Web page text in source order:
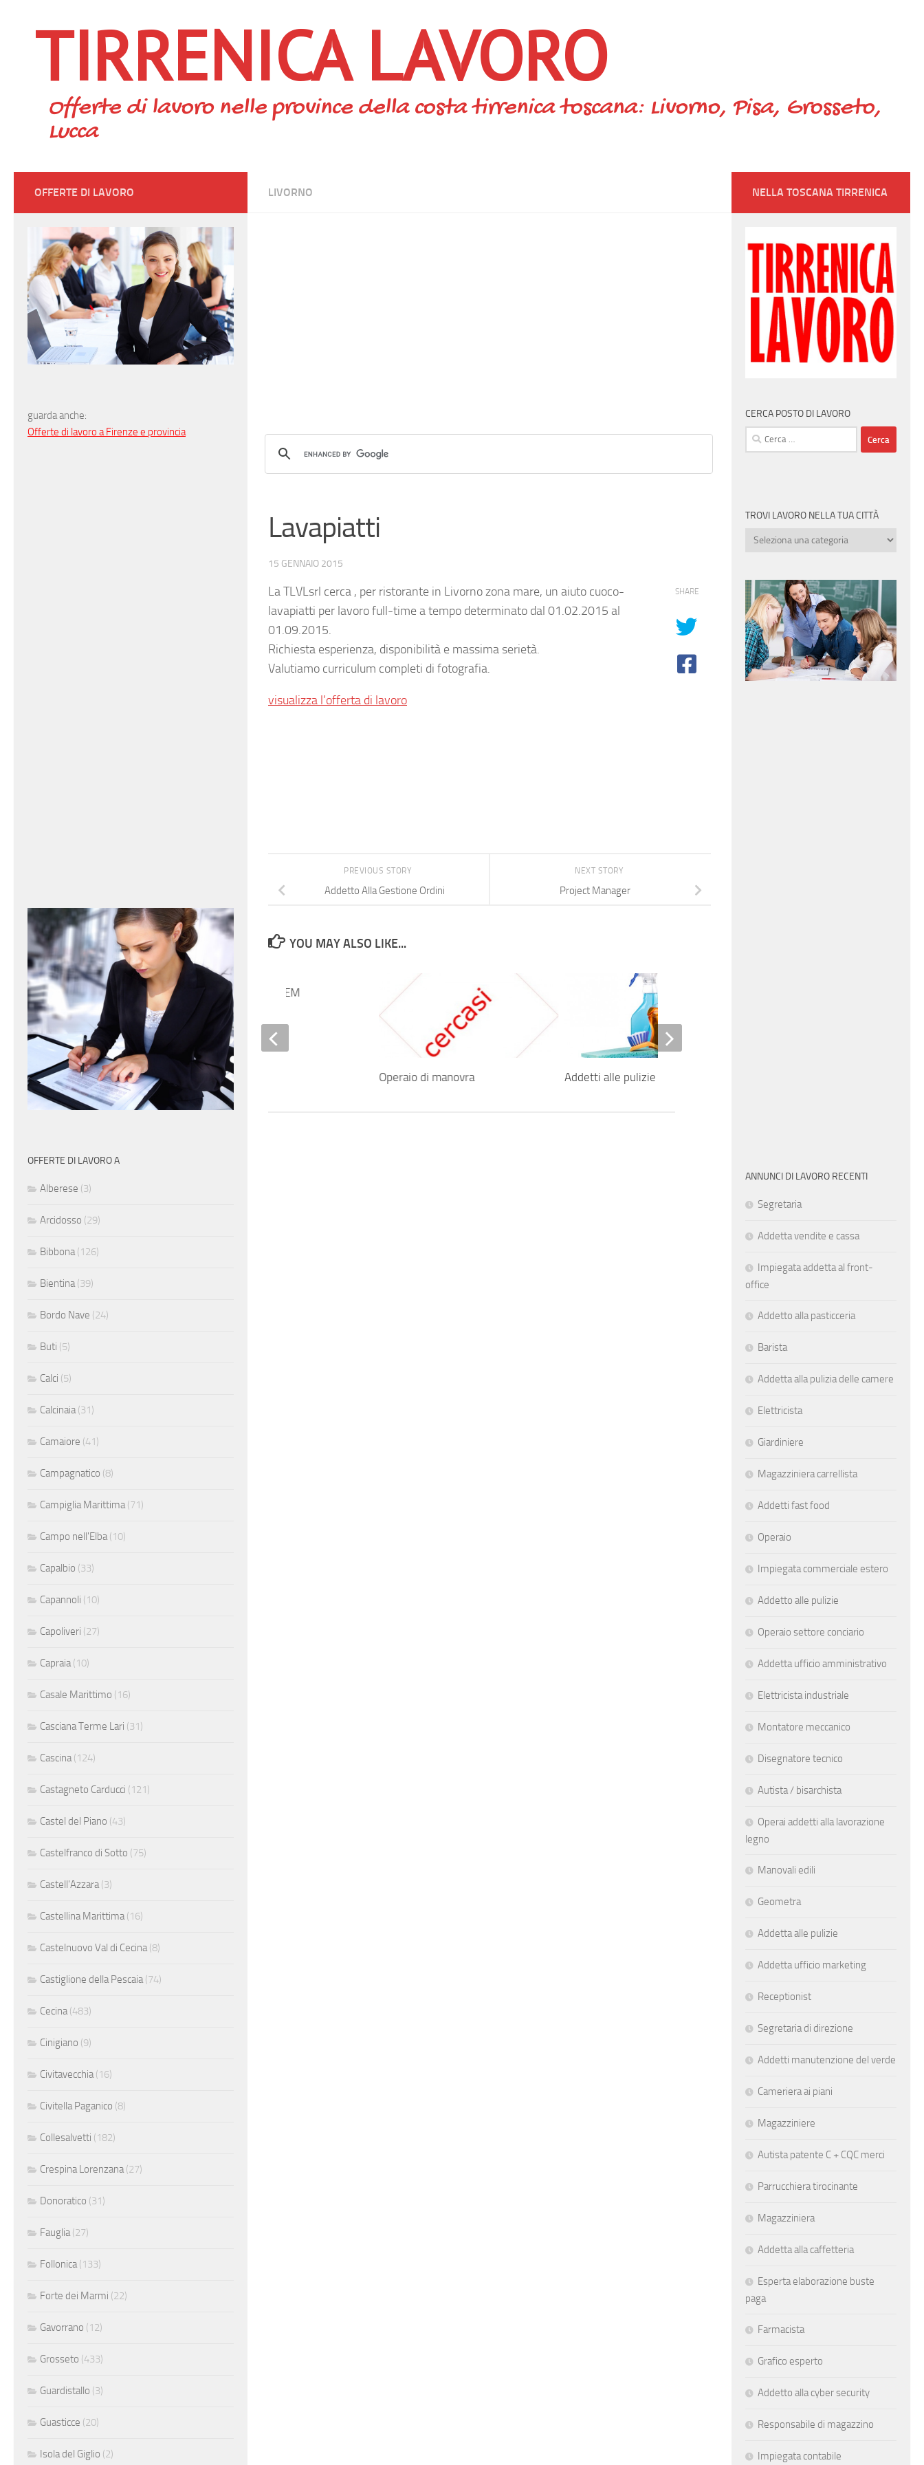
TIRRENICA LAVORO
Offerte di lavoro nelle province della costa tirrenica toscana: Livorno, Pisa, Grosseto,
Lucca
LIVORNO
Lavapiatti
15 GENNAIO 2015
La TLVLsrl cerca , per ristorante in Livorno zona mare, un aiuto cuoco-
lavapiatti per lavoro full-time a tempo determinato dal 01.02.2015 al
01.09.2015.
Richiesta esperienza, disponibilità e massima serietà.
Valutiamo curriculum completi di fotografia.
visualizza l’offerta di lavoro
SHARE
NEXT STORY
Project Manager
PREVIOUS STORY
Addetto Alla Gestione Ordini
YOU MAY ALSO LIKE...
Operaio di manovra Addetti alle pulizie
Specialista SEO / SEM
OFFERTE DI LAVORO
guarda anche:
Offerte di lavoro a Firenze e provincia
OFFERTE DI LAVORO A
Alberese (3)
Arcidosso (29)
Bibbona(126)
Bientina(39)
Bordo Nave (24)
Buti (5)
Calci (5)
Calcinaia(31)
Camaiore (41)
Campagnatico (8)
Campiglia Marittima(71)
Campo nell'Elba(10)
Capalbio (33)
Capannoli (10)
Capoliveri (27)
Capraia(10)
Casale Marittimo (16)
Casciana Terme Lari (31)
Cascina(124)
Castagneto Carducci (121)
Castel del Piano (43)
Castelfranco di Sotto (75)
Castell'Azzara(3)
Castellina Marittima(16)
Castelnuovo Val di Cecina(8)
Castiglione della Pescaia(74)
Cecina(483)
Cinigiano (9)
Civitavecchia(16)
Civitella Paganico (8)
Collesalvetti (182)
Crespina Lorenzana(27)
Donoratico (31)
Fauglia(27)
Follonica(133)
Forte dei Marmi (22)
Gavorrano (12)
Grosseto (433)
Guardistallo (3)
Guasticce (20)
Isola del Giglio (2)
NELLA TOSCANA TIRRENICA
CERCA POSTO DI LAVORO
Ricerca
per:
TROVI LAVORO NELLA TUA CITTÀ
Trovi
tua
città
ANNUNCI DI LAVORO RECENTI
Segretaria
Addetta vendite e cassa
Impiegata addetta al front-
office
Addetto alla pasticceria
Barista
Addetta alla pulizia delle camere
Elettricista
Giardiniere
Magazziniera carrellista
Addetti fast food
Operaio
Impiegata commerciale estero
Addetto alle pulizie
Operaio settore conciario
Addetta ufficio amministrativo
Elettricista industriale
Montatore meccanico
Disegnatore tecnico
Autista / bisarchista
Operai addetti alla lavorazione
legno
Manovali edili
Geometra
Addetta alle pulizie
Addetta ufficio marketing
Receptionist
Segretaria di direzione
Addetti manutenzione del verde
Cameriera ai piani
Magazziniere
Autista patente C + CQC merci
Parrucchiera tirocinante
Magazziniera
Addetta alla caffetteria
Esperta elaborazione buste
paga
Farmacista
Grafico esperto
Addetto alla cyber security
Responsabile di magazzino
Impiegata contabile